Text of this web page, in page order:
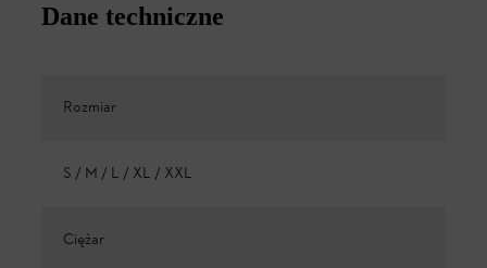
Dane techniczne
Rozmiar
S / M / L / XL / XXL
Ciężar